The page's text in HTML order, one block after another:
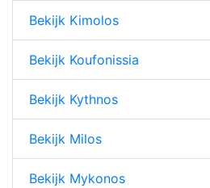
Bekijk Kimolos
Bekijk Koufonissia
Bekijk Kythnos
Bekijk Milos
Bekijk Mykonos